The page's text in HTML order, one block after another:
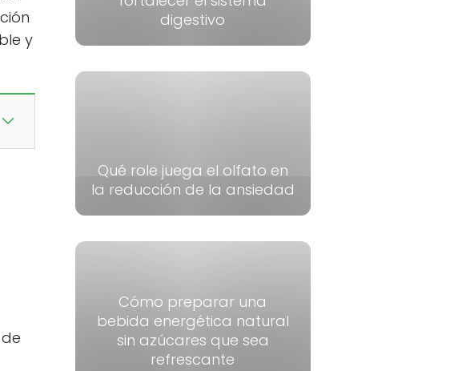
y
digestivo
Qué role juega el olfato en
la reducción de la ansiedad
Cómo preparar una
bebida energética natural
sin azúcares que sea
refrescante